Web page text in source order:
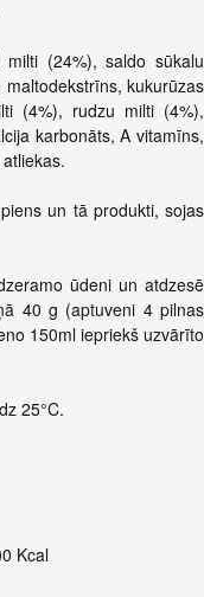
milti (24%), saldo sūkalu
kukurūzas
(4%), rudzu milti (4%),
karbonāts, A vitamīns,
un tā produkti, sojas
ūdeni un atdzesē
40 g (aptuveni 4 pilnas
150ml iepriekš uzvārīto
25°C.
Kcal